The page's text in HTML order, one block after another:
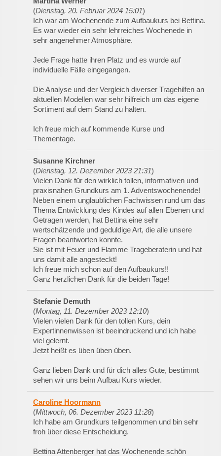
(Dienstag, 20. Februar 2024 15:01)
Ich war am Wochenende zum Aufbaukurs bei Bettina.
Es war wieder ein sehr lehrreiches Wochenede in
sehr angenehmer Atmosphäre.
Jede Frage hatte ihren Platz und es wurde auf
individuelle Fälle eingegangen.
Die Analyse und der Vergleich diverser Tragehilfen an
aktuellen Modellen war sehr hilfreich um das eigene
Sortiment auf dem Stand zu halten.
Ich freue mich auf kommende Kurse und
Thementage.
Susanne Kirchner
(Dienstag, 12. Dezember 2023 21:31)
Vielen Dank für den wirklich tollen, informativen und
praxisnahen Grundkurs am 1. Adventswochenende!
Neben einem unglaublichen Fachwissen rund um das
Thema Entwicklung des Kindes auf allen Ebenen und
Getragen werden, hat Bettina eine sehr
wertschätzende und geduldige Art, die alle unsere
Fragen beantworten konnte.
Sie ist mit Feuer und Flamme Trageberaterin und hat
uns damit alle angesteckt!
Ich freue mich schon auf den Aufbaukurs!!
Ganz herzlichen Dank für die beiden Tage!
Stefanie Demuth
(Montag, 11. Dezember 2023 12:10)
Vielen vielen Dank für den tollen Kurs, dein
Expertinnenwissen ist beeindruckend und ich habe
viel gelernt.
Jetzt heißt es üben üben üben.
Ganz lieben Dank und für dich alles Gute, bestimmt
sehen wir uns beim Aufbau Kurs wieder.
Caroline Hoormann
(Mittwoch, 06. Dezember 2023 11:28)
Ich habe am Grundkurs teilgenommen und bin sehr
froh über diese Entscheidung.
Bettina Attenberger hat das Wochenende schön